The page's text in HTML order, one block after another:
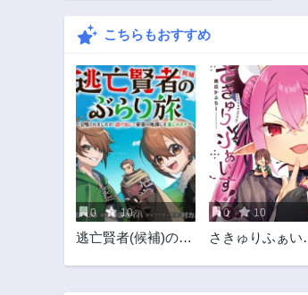
こちらもおすすめ
0 10
逃亡賢者(候補)のぶ
して安寧の地探し
0 10
さきゅりふぁい